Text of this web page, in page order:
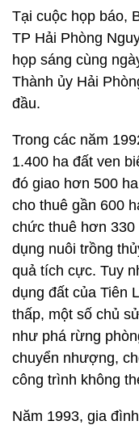
Tại cuộc họp báo,
TP Hải Phòng
họp sáng cùng
Thành ủy Hải
đầu.
Trong các năm
1.400 ha đất ven
đó giao hơn 500
cho thuê gần 600
chức thuê hơn 330
dụng nuôi trồng
quả tích cực. Tuy
dụng đất của Tiên
thấp, một số chủ
như phá rừng
chuyển nhượng,
công trình không
Năm 1993, gia